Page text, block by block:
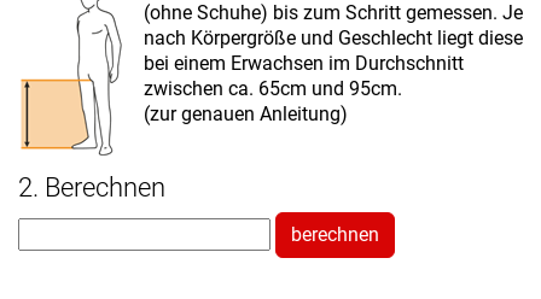
(ohne Schuhe) bis zum Schritt gemessen. Je
nach Körpergröße und Geschlecht liegt diese
bei einem Erwachsen im Durchschnitt
zwischen ca. 65cm und 95cm.
(zur genauen Anleitung)
2. Berechnen
berechnen